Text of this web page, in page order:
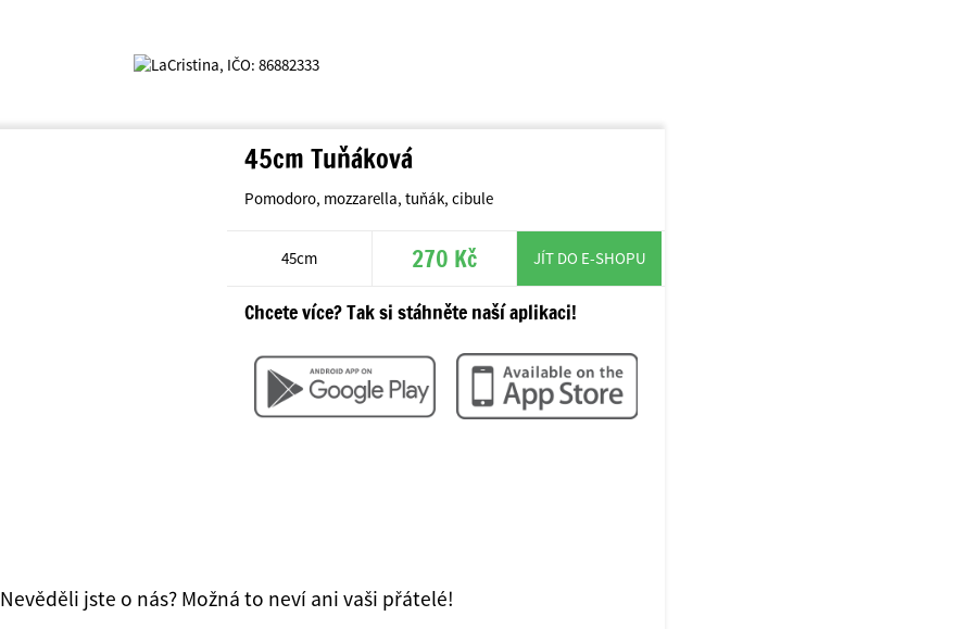
45cm Tuňáková
Pomodoro, mozzarella, tuňák, cibule
45cm 270 Kč JÍT DO E-SHOPU
Chcete více? Tak si stáhněte naší aplikaci!
Nevěděli jste o nás? Možná to neví ani vaši přátelé!